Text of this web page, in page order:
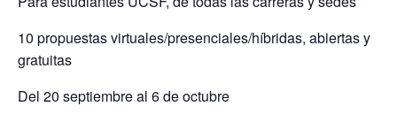
10 propuestas virtuales/presenciales/híbridas, abiertas y
gratuitas
Del 20 septiembre al 6 de octubre